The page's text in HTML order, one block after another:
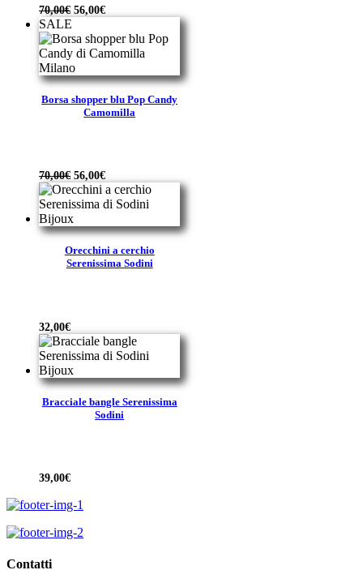
70,00€ Il
prezzo
originale
era:
70,00€.
56,00€Il
prezzo
attuale
è:
56,00€.
SALE
Borsa shopper blu Pop Candy
Camomilla
70,00€ Il
prezzo
originale
era:
70,00€.
56,00€Il
prezzo
attuale
è:
56,00€.
Orecchini a cerchio
Serenissima Sodini
32,00€
Bracciale bangle Serenissima
Sodini
39,00€
Contatti